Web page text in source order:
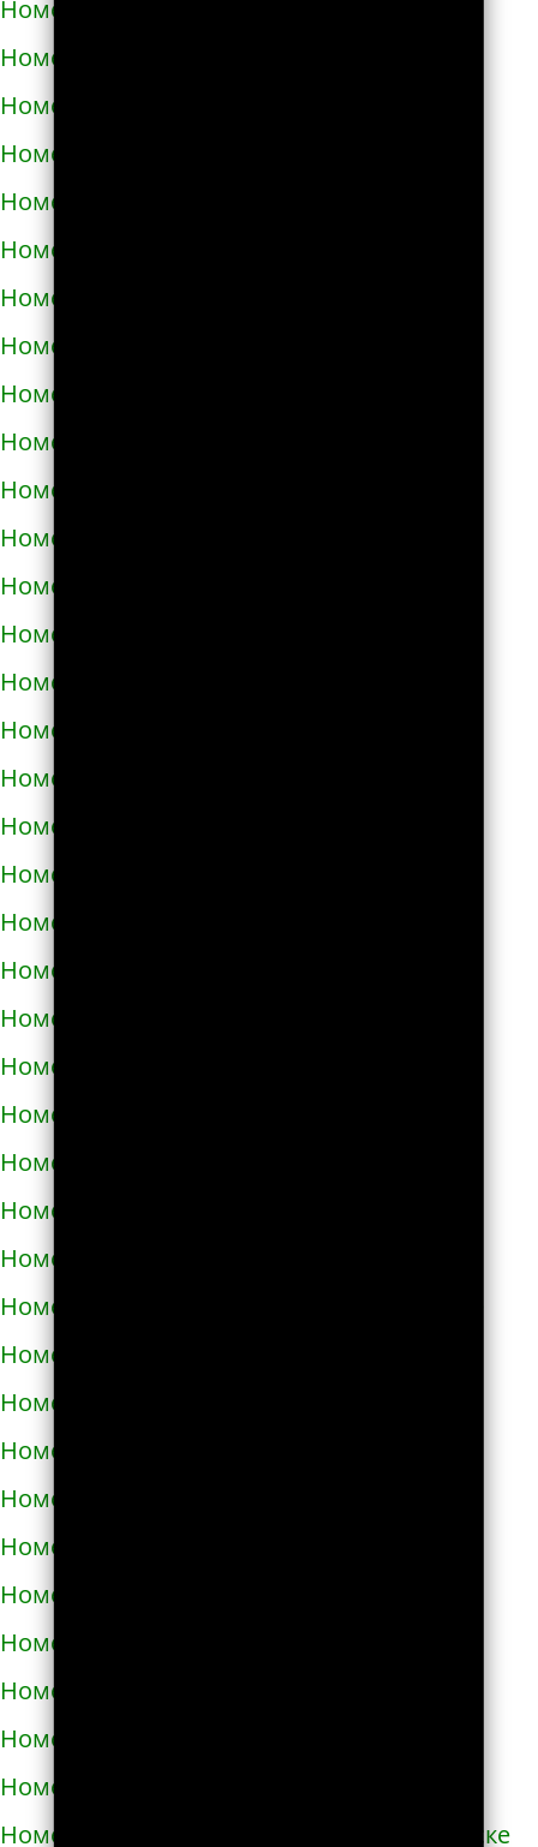
Номера телефонов такси в Стебнике
Номера телефонов такси в Стрые
Номера телефонов такси в Сумах
Номера телефонов такси в Таврийске
Номера телефонов такси в Тальном
Номера телефонов такси в Тараще
Номера телефонов такси в Татарбунарах
Номера телефонов такси в Теплодаре
Номера телефонов такси в Теребовле
Номера телефонов такси в Терновке
Номера телефонов такси в Тернополе
Номера телефонов такси в Токмаке
Номера телефонов такси в Тростянце
Номера телефонов такси в Трускавце
Номера телефонов такси в Тульчине
Номера телефонов такси в Ужгороде
Номера телефонов такси в Узине
Номера телефонов такси в Украинке
Номера телефонов такси в Умани
Номера телефонов такси в Фастове
Номера телефонов такси в Харькове
Номера телефонов такси в Херсоне
Номера телефонов такси в Хмельнике
Номера телефонов такси в Хмельницком
Номера телефонов такси в Хороле
Номера телефонов такси в Христиновке
Номера телефонов такси в Хусте
Номера телефонов такси в Червонограде
Номера телефонов такси в Черкассах
Номера телефонов такси в Чернигове
Номера телефонов такси в Черновцах
Номера телефонов такси в Черноморске
Номера телефонов такси в Чорткове
Номера телефонов такси в Чугуеве
Номера телефонов такси в Шепетовке
Номера телефонов такси в Шостке
Номера телефонов такси в Шполе
Номера телефонов такси в Энергодаре
Номера телефонов такси в Южноукраинске